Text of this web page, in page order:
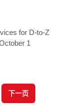
for D-to-Z
1
下一页